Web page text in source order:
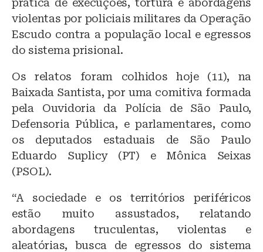
k
y
b
o
o
k
A
p
p
prática de execuções, tortura e abordagens
violentas por policiais militares da Operação
Escudo contra a população local e egressos
do sistema prisional.
Os relatos foram colhidos hoje (11), na
Baixada Santista, por uma comitiva formada
pela Ouvidoria da Polícia de São Paulo,
Defensoria Pública, e parlamentares, como
os deputados estaduais de São Paulo
Eduardo Suplicy (PT) e Mônica Seixas
(PSOL).
“A sociedade e os territórios periféricos
estão muito assustados, relatando
abordagens truculentas, violentas e
aleatórias, busca de egressos do sistema